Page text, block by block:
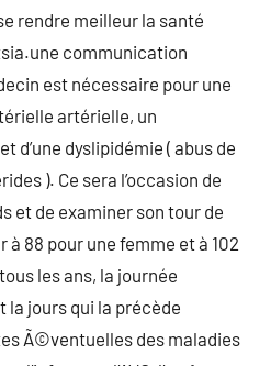
rendre meilleur la santé
communication
est nécessaire pour une
artérielle, un
d’une dyslipidémie ( abus de
). Ce sera l’occasion de
et de examiner son tour de
88 pour une femme et à 102
les ans, la journée
jours qui la précède
Ã©ventuelles des maladies